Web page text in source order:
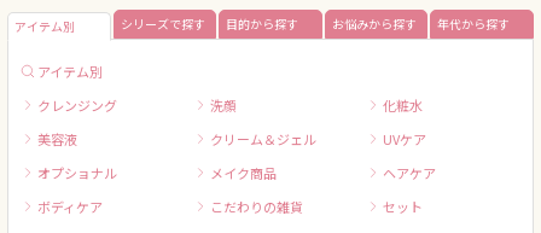
アイテム別 シリーズで探す 目的から探す お悩みから探す 年代から探す
アイテム別
クレンジング
洗顔
化粧水
美容液
クリーム＆ジェル
UVケア
オプショナル
メイク商品
ヘアケア
ボディケア
こだわりの雑貨 セット